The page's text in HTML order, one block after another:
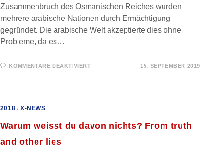
Zusammenbruch des Osmanischen Reiches wurden
mehrere arabische Nationen durch Ermächtigung
gegründet. Die arabische Welt akzeptierte dies ohne
Probleme, da es…
KOMMENTARE DEAKTIVIERTFÜR
GRÜNDE
15. SEPTEMBER 2019
2018 /X-NEWS
Warum weisst du davon nichts? From truth
and other lies